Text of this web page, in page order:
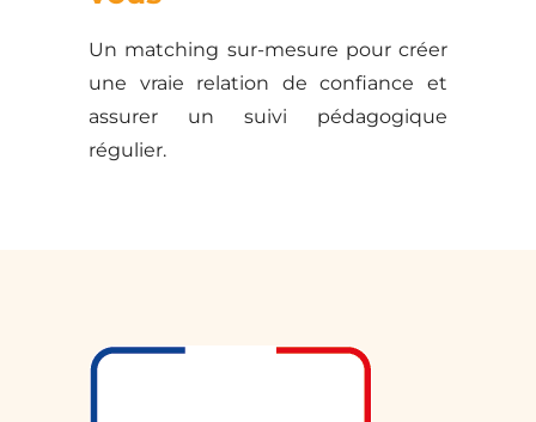
Un matching sur-mesure pour créer
une vraie relation de confiance et
assurer un suivi pédagogique
régulier.